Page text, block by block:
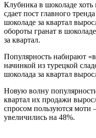
Клубника в шоколаде
сдает пост главного
шоколаде за квартал
обороты гранат в
за квартал.
Популярность набирают
начинкой из турецкой
шоколада за квартал
Новую волну
квартал их продажи
спросом пользуются моти
увеличились на 48%.